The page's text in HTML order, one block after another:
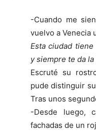
-Cuando me
vuelvo a Venecia
Esta ciudad
y siempre te da
Escruté su
pude distinguir
Tras unos
-Desde luego,
fachadas de un